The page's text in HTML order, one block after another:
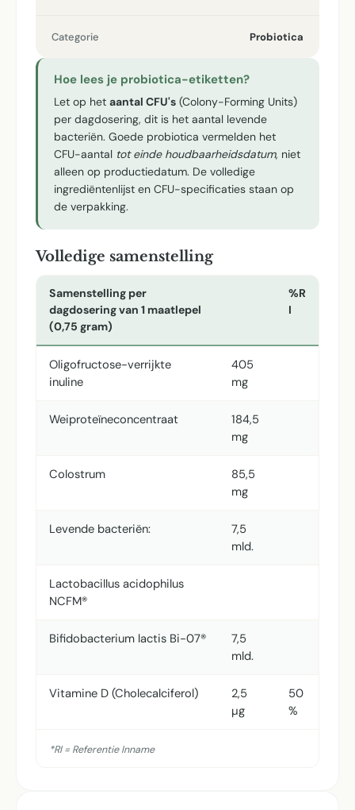
Categorie Probiotica
Hoe lees je probiotica-etiketten?
Let op het aantal CFU's (Colony-Forming Units)
per dagdosering, dit is het aantal levende
bacteriën. Goede probiotica vermelden het
CFU-aantal tot einde houdbaarheidsdatum, niet
alleen op productiedatum. De volledige
ingrediëntenlijst en CFU-specificaties staan op
de verpakking.
Volledige samenstelling
Samenstelling per
dagdosering van 1 maatlepel
(0,75 gram)
%R
I
Oligofructose-verrijkte
inuline
405
mg
Weiproteïneconcentraat
184,5
mg
Colostrum
85,5
mg
Levende bacteriën:
7,5
mld.
Lactobacillus acidophilus
NCFM®
Bifidobacterium lactis Bi-07®
7,5
mld.
Vitamine D (Cholecalciferol)
2,5
µg
50
%
*RI = Referentie Inname